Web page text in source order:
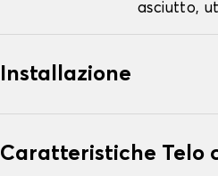
asciutto,
Installazione
Caratteristiche Telo